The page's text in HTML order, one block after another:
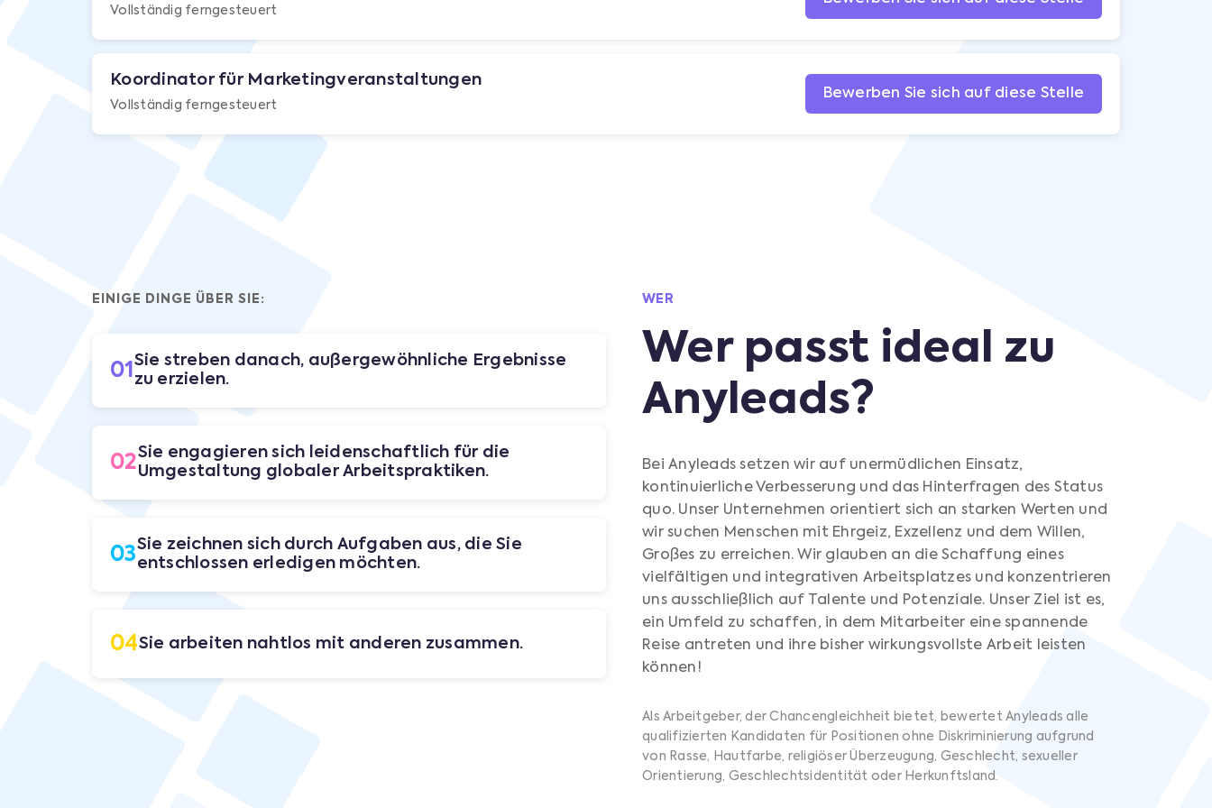
Vollständig ferngesteuert
Koordinator für Marketingveranstaltungen
Vollständig ferngesteuert
Bewerben Sie sich auf diese Stelle
EINIGE DINGE ÜBER SIE:
01 Sie streben danach, außergewöhnliche Ergebnisse
zu erzielen.
02Sie engagieren sich leidenschaftlich für die
Umgestaltung globaler Arbeitspraktiken.
03Sie zeichnen sich durch Aufgaben aus, die Sie
entschlossen erledigen möchten.
04Sie arbeiten nahtlos mit anderen zusammen.
WER
Wer passt ideal zu
Anyleads?
Bei Anyleads setzen wir auf unermüdlichen Einsatz,
kontinuierliche Verbesserung und das Hinterfragen des Status
quo. Unser Unternehmen orientiert sich an starken Werten und
wir suchen Menschen mit Ehrgeiz, Exzellenz und dem Willen,
Großes zu erreichen. Wir glauben an die Schaffung eines
vielfältigen und integrativen Arbeitsplatzes und konzentrieren
uns ausschließlich auf Talente und Potenziale. Unser Ziel ist es,
ein Umfeld zu schaffen, in dem Mitarbeiter eine spannende
Reise antreten und ihre bisher wirkungsvollste Arbeit leisten
können!
Als Arbeitgeber, der Chancengleichheit bietet, bewertet Anyleads alle
qualifizierten Kandidaten für Positionen ohne Diskriminierung aufgrund
von Rasse, Hautfarbe, religiöser Überzeugung, Geschlecht, sexueller
Orientierung, Geschlechtsidentität oder Herkunftsland.